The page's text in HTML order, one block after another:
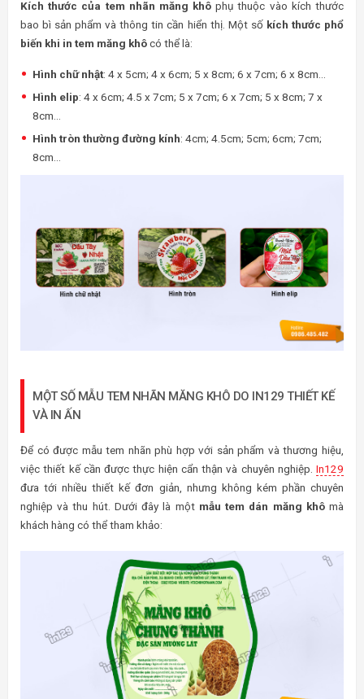
Kích thước của tem nhãn măng khô phụ thuộc vào kích thước
bao bì sản phẩm và thông tin cần hiển thị. Một số kích thước phổ
biến khi in tem măng khôcó thể là:
Hình chữ nhật: 4 x 5cm; 4 x 6cm; 5 x 8cm; 6 x 7cm; 6 x 8cm…
Hình elip: 4 x 6cm; 4.5 x 7cm; 5 x 7cm; 6 x 7cm; 5 x 8cm; 7 x
8cm…
Hình tròn thường đường kính: 4cm; 4.5cm; 5cm; 6cm; 7cm;
8cm…
MỘT SỐ MẪU TEM NHÃN MĂNG KHÔ DO IN129 THIẾT KẾ
VÀ IN ẤN
Để có được mẫu tem nhãn phù hợp với sản phẩm và thương hiệu,
việc thiết kế cần được thực hiện cẩn thận và chuyên nghiệp. In129
đưa tới nhiều thiết kế đơn giản, nhưng không kém phần chuyên
nghiệp và thu hút. Dưới đây là một mẫu tem dán măng khômà
khách hàng có thể tham khảo: